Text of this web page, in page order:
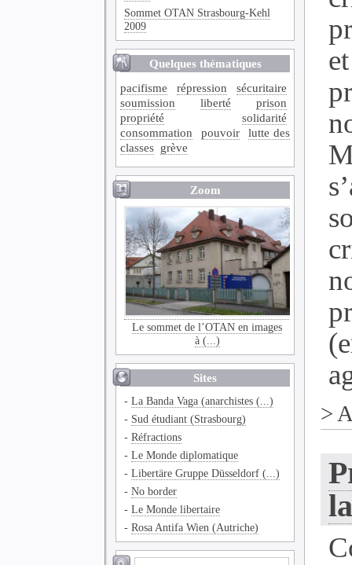
Sommet OTAN Strasbourg-Kehl
2009
Quelques thématiques
pacifisme
répression
sécuritaire
soumission
liberté
prison
propriété
solidarité
consommation
pouvoir
lutte des
classes grève
Zoom
Le sommet de l’OTAN en images
à (...)
Sites
-La Banda Vaga (anarchistes (...)
- Sud étudiant (Strasbourg)
-Réfractions
-Le Monde diplomatique
-Libertäre Gruppe Düsseldorf (...)
-No border
-Le Monde libertaire
-Rosa Antifa Wien (Autriche)
>